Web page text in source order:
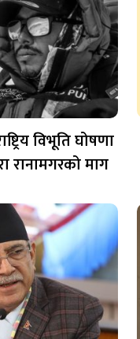
विभूति घोषणा
रानामगरको माग